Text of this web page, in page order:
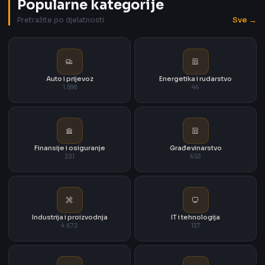
Popularne kategorije
Pretražite po djelatnosti Sve →
Auto i prijevoz
1.598
Energetika i rudarstvo
46
Finansije i osiguranje
231
Građevinarstvo
653
Industrija i proizvodnja
4.672
IT i tehnologija
137